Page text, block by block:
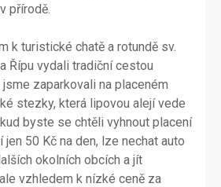
přírodě.
k turistické chatě a rotundě sv.
Řípu vydali tradiční cestou
jsme zaparkovali na placeném
stezky, která lipovou alejí vede
byste se chtěli vyhnout placení
jen 50 Kč na den, lze nechat auto
okolních obcích a jít
vzhledem k nízké ceně za